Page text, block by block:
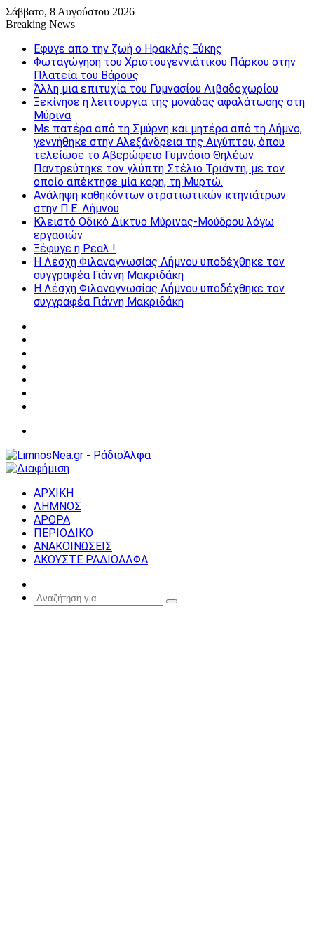
Σάββατο, 8 Αυγούστου 2026
Breaking News
Εφυγε απο την ζωή o Ηρακλής Ξύκης
Φωταγώγηση του Χριστουγεννιάτικου Πάρκου στην
Πλατεία του Βάρους
Άλλη μια επιτυχία του Γυμνασίου Λιβαδοχωρίου
Ξεκίνησε η λειτουργία της μονάδας αφαλάτωσης στη
Μύρινα
Με πατέρα από τη Σμύρνη και μητέρα από τη Λήμνο,
γεννήθηκε στην Αλεξάνδρεια της Αιγύπτου, όπου
τελείωσε το Αβερώφειο Γυμνάσιο Θηλέων.
Παντρεύτηκε τον γλύπτη Στέλιο Τριάντη, με τον
οποίο απέκτησε μία κόρη, τη Μυρτώ.
Ανάληψη καθηκόντων στρατιωτικών κτηνιάτρων
στην Π.Ε. Λήμνου
Κλειστό Οδικό Δίκτυο Μύρινας-Μούδρου λόγω
εργασιών
Ξέφυγε η Ρεαλ !
Η Λέσχη Φιλαναγνωσίας Λήμνου υποδέχθηκε τον
συγγραφέα Γιάννη Μακριδάκη
Η Λέσχη Φιλαναγνωσίας Λήμνου υποδέχθηκε τον
συγγραφέα Γιάννη Μακριδάκη
ΑΡΧΙΚΗ
ΛΗΜΝΟΣ
ΑΡΘΡΑ
ΠΕΡΙΟΔΙΚΟ
ΑΝΑΚΟΙΝΩΣΕΙΣ
ΑΚΟΥΣΤΕ ΡΑΔΙΟΑΛΦΑ
Article
Αναζήτηση